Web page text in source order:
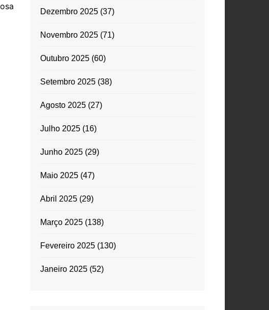
Dezembro 2025(37)
Novembro 2025(71)
Outubro 2025(60)
Setembro 2025(38)
Agosto 2025(27)
Julho 2025(16)
Junho 2025(29)
Maio 2025(47)
Abril 2025(29)
Março 2025(138)
Fevereiro 2025(130)
Janeiro 2025(52)